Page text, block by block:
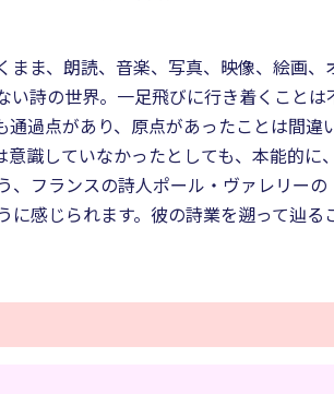
まま、朗読、音楽、写真、映像、絵画、
詩の世界。一足飛びに行き着くことは
過点があり、原点があったことは間違
識していなかったとしても、本能的に
フランスの詩人ポール・ヴァレリーの
感じられます。彼の詩業を遡って辿る